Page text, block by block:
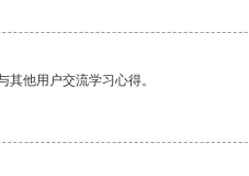
他用户交流学习心得。